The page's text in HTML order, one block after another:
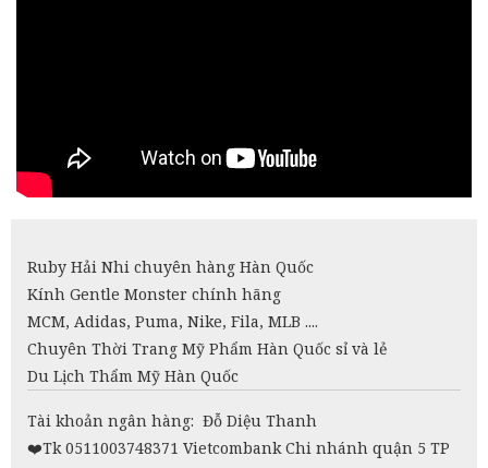
Ruby Hải Nhi chuyên hàng Hàn Quốc
Kính Gentle Monster chính hãng
MCM, Adidas, Puma, Nike, Fila, MLB ....
Chuyên Thời Trang Mỹ Phẩm Hàn Quốc sỉ và lẻ
Du Lịch Thẩm Mỹ Hàn Quốc
Tài khoản ngân hàng: Đỗ Diệu Thanh
❤️Tk 0511003748371 Vietcombank Chi nhánh quận 5 TP